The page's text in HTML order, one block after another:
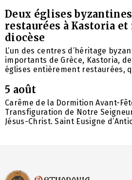
Deux églises
restaurées à Kastoria
diocèse
L’un des centres d’héritage
importants de Grèce, Kastoria,
églises entièrement restaurées,
5 août
Carême de la Dormition Avant-
Transfiguration de Notre
Jésus-Christ. Saint Eusigne